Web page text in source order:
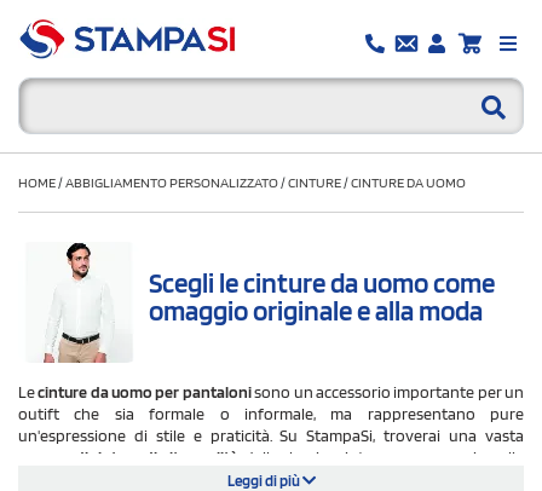
HOME/ABBIGLIAMENTO PERSONALIZZATO/CINTURE/CINTURE DA UOMO
Scegli le cinture da uomo come
omaggio originale e alla moda
Lecinture da uomo per pantalonisono un accessorio importante per un
outift che sia formale o informale, ma rappresentano pure
un'espressione di stile e praticità. Su StampaSi, troverai una vasta
gamma di cinture di alta qualità
, dalla classica cintura nera uomo in pelle
ai modelli più moderni e innovativi.Leggi di più